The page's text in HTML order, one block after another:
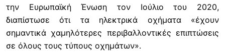
την Ευρωπαϊκή Ένωση τον Ιούλιο του 2020,
διαπίστωσε ότι τα ηλεκτρικά οχήματα «έχουν
σημαντικά χαμηλότερες περιβαλλοντικές επιπτώσεις
σε όλους τους τύπους οχημάτων».